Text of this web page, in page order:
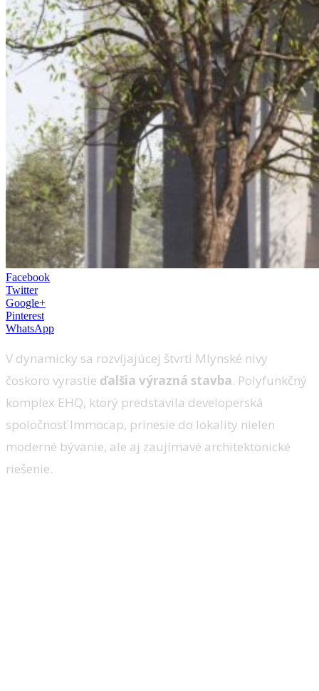
Facebook
Twitter
Google+
Pinterest
WhatsApp
V dynamicky sa rozvíjajúcej štvrti Mlynské nivy
čoskoro vyrastie ďalšia výrazná stavba. Polyfunkčný
komplex EHQ, ktorý predstavila developerská
spoločnosť Immocap, prinesie do lokality nielen
moderné bývanie, ale aj zaujímavé architektonické
riešenie.